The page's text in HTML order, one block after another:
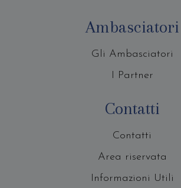
Ambasciatori
Gli Ambasciatori
I Partner
Contatti
Contatti
Area riservata
Informazioni Utili